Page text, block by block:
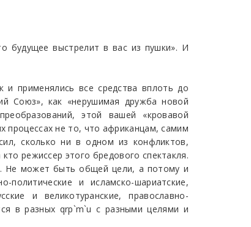
будущее выстрелит в вас из пушки». И
применялись все средства вплоть до
Союз», как «нерушимая дружба новой
этой вашей «кровавой
процессах не то, что африканцам, самим
сколько ни в одном из конфликтов,
режиссер этого бредового спектакля.
Не может быть общей цели, а потому и
и исламско-шариатские,
и великотуранские, православно-
в разных qrp`m`u с разными целями и